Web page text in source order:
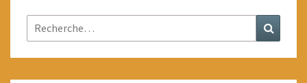
Rechercher :